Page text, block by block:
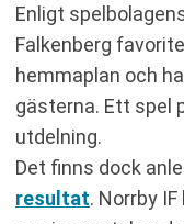
Enligt
Falkenberg
hemmaplan och
gästerna. Ett spel
utdelning.
Det finns dock
resultat. Norrby